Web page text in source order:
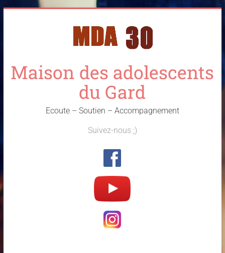
Maison des adolescents
du Gard
Ecoute – Soutien – Accompagnement
Suivez-nous ;)